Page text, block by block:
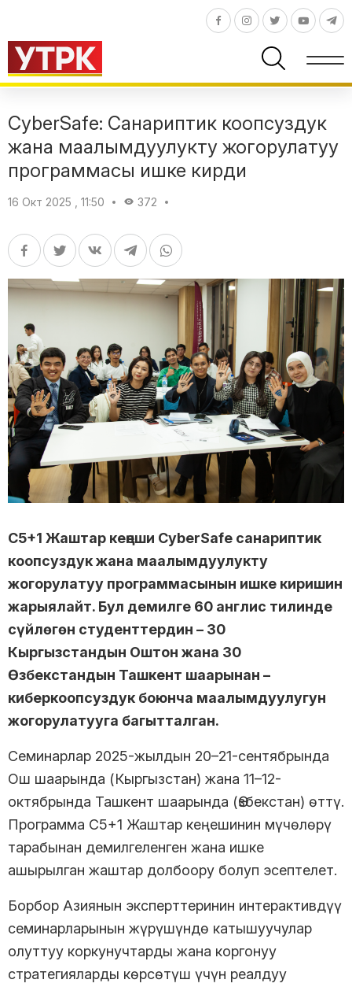
CyberSafe: Санариптик коопсуздук
жана маалымдуулукту жогорулатуу
программасы ишке кирди
16 Окт 2025 , 11:50 372
C5+1 Жаштар кеңеши CyberSafe санариптик
коопсуздук жана маалымдуулукту
жогорулатуу программасынын ишке киришин
жарыялайт. Бул демилге 60 англис тилинде
сүйлөгөн студенттердин – 30
Кыргызстандын Оштон жана 30
Өзбекстандын Ташкент шаарынан –
киберкоопсуздук боюнча маалымдуулугун
жогорулатууга багытталган.
Семинарлар 2025-жылдын 20–21-сентябрында
Ош шаарында (Кыргызстан) жана 11–12-
октябрында Ташкент шаарында (Өзбекстан) өттү.
Программа C5+1 Жаштар кеңешинин мүчөлөрү
тарабынан демилгеленген жана ишке
ашырылган жаштар долбоору болуп эсептелет.
Борбор Азиянын эксперттеринин интерактивдүү
семинарларынын жүрүшүндө катышуучулар
олуттуу коркунучтарды жана коргонуу
стратегияларды көрсөтүш үчүн реалдуу